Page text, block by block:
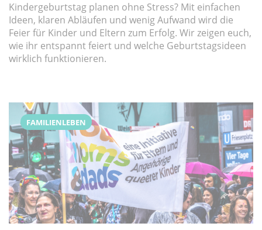
Kindergeburtstag planen ohne Stress? Mit einfachen
Ideen, klaren Abläufen und wenig Aufwand wird die
Feier für Kinder und Eltern zum Erfolg. Wir zeigen euch,
wie ihr entspannt feiert und welche Geburtstagsideen
wirklich funktionieren.
FAMILIENLEBEN